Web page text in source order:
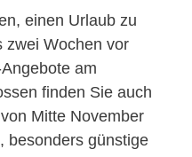
einen Urlaub zu
zwei Wochen vor
am
finden Sie auch
Mitte November
besonders günstige